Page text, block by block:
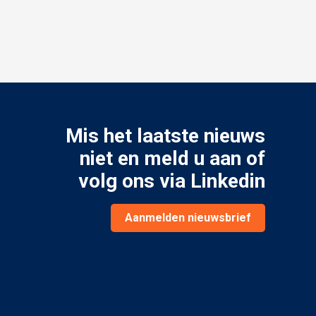
Mis het laatste nieuws
niet en meld u aan of
volg ons via Linkedin
Aanmelden nieuwsbrief